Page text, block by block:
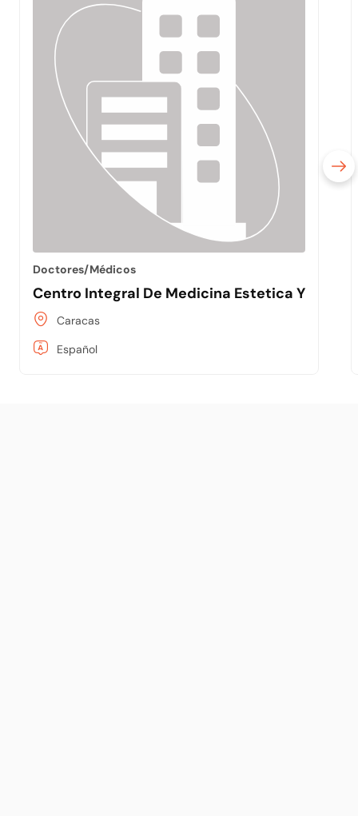
Doctores/Médicos
Centro Integral De Medicina Estetica Y Salud
Caracas
Español